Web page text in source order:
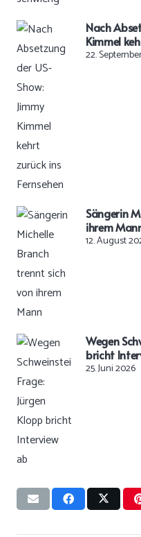
Nach
Kimmel
22.
Sängerin
ihrem
12. August
Wegen
bricht
25. Juni 2026